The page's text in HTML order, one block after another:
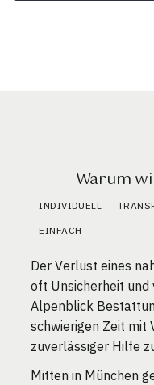
Warum
INDIVIDUELL
EINFACH
Der Verlust eines
oft Unsicherheit und
Alpenblick
schwierigen Zeit mit
zuverlässiger Hilfe
Mitten in München